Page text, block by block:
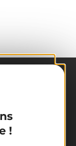
!